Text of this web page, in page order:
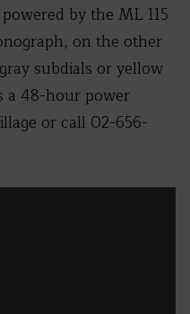
by the ML 115
on the other
subdials or yellow
a 48-hour power
or call 02-656-